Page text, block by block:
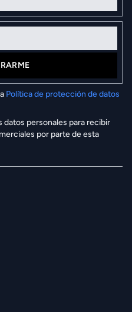
Política de protección de datos
personales para recibir
por parte de esta